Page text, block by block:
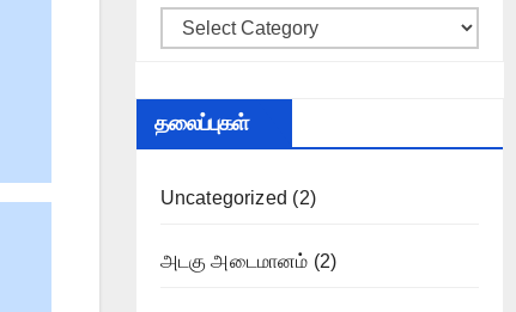
Categories
தலைப்புகள்
Uncategorized (2)
அடகு அடைமானம் (2)